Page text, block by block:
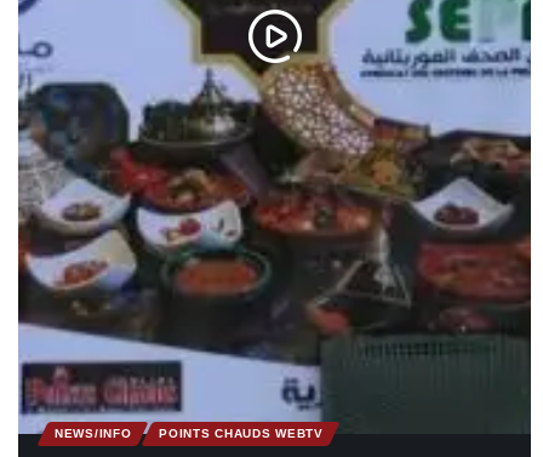
NEWS/INFO POINTS CHAUDS WEBTV